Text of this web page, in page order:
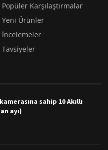
Popüler Karşılaştırmalar
Yeni Ürünler
İncelemeler
Tavsiyeler
sahip 10 Akıllı
ayı)